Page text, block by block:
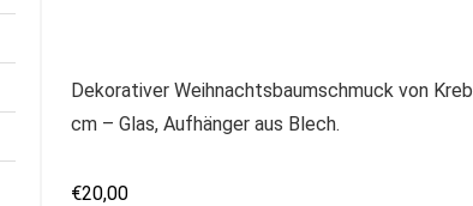
Dekorativer Weihnachtsbaumschmuck von
cm – Glas, Aufhänger aus Blech.
€20,00